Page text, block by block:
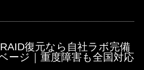
復元なら自社ラボ完備
ージ｜重度障害も全国対応